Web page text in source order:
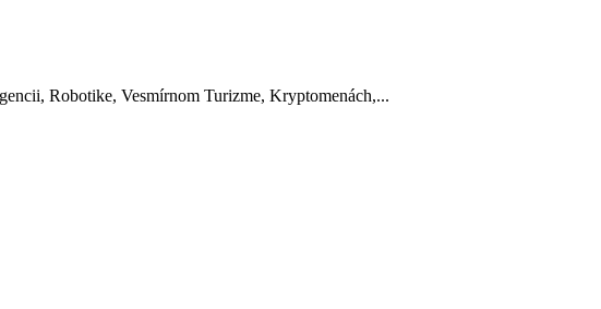
Robotike, Vesmírnom Turizme, Kryptomenách,...